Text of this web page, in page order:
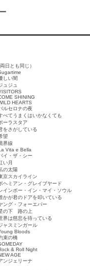
両日とも同じ）
しい闇
ュジュ
SHINING
HEARTS
ルセロナの夜
べてうまくはいかなくても
ーラスタア
をさがしている
望
界線
Vita e Bella
イ・ザ・シー
い月
の太陽
京スカイライン
ヘミアン・グレイブヤード
インボー・イン・マイ・ソウル
かが君のドアを叩いている
ング・フォーエバー
の下 路の上
界は慈悲を待っている
ャスミンガール
Bloods
束の橋
& Roll Night
AGE
ンジェリーナ